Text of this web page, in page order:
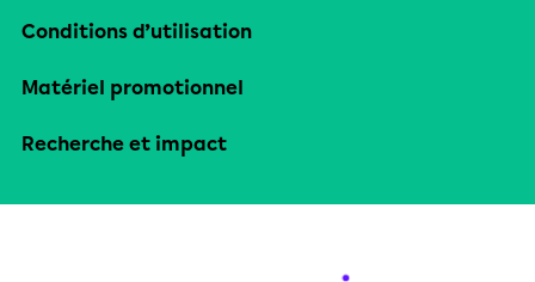
Conditions d’utilisation
Matériel promotionnel
Recherche et impact